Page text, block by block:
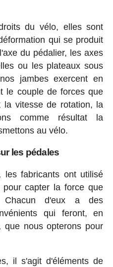
du vélo, elles sont
qui se produit
du pédalier, les axes
ou les plateaux sous
jambes exercent en
le couple de forces que
la vitesse de rotation, la
comme résultat la
au vélo.
les pédales
les fabricants ont utilisé
pour capter la force que
Chacun d'eux a des
qui feront, en
que nous opterons pour
il s'agit d'éléments de